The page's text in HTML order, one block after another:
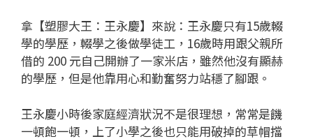
拿【塑膠大王：王永慶】來說：王永慶只有15歲輟
學的學歷，輟學之後做學徒工，16歲時用跟父親所
借的 200 元自己開辦了一家米店，雖然他沒有顯赫
的學歷，但是他靠用心和勤奮努力站穩了腳跟。
王永慶小時後家庭經濟狀況不是很理想，常常是饑
一頓飽一頓，上了小學之後也只能用破掉的草帽擋